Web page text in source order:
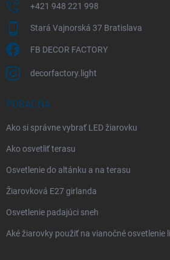
+421 948 221 998
Stará Vajnorská 37 Bratislava
FB DECOR FACTORY
decorfactory.light
PORADŇA
Ako si správne vybrať LED žiarovku
Ako osvetliť terasu
Osvetlenie do altánku a na terasu
Žiarovková E27 girlanda
Osvetlenie padajúci sneh
Aké žiarovky použiť na vianočné osvetlenie